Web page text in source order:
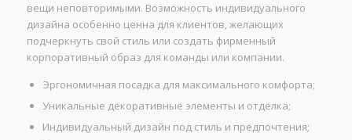
вещи неповторимыми. Возможность индивидуального
дизайна особенно ценна для клиентов, желающих
подчеркнуть свой стиль или создать фирменный
корпоративный образ для команды или компании.
Эргономичная посадка для максимального комфорта;
Уникальные декоративные элементы и отделка;
Индивидуальный дизайн под стиль и предпочтения;